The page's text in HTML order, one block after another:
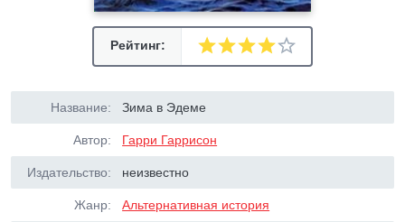
Рейтинг:
Название: Зима в Эдеме
Автор: Гарри Гаррисон
Издательство: неизвестно
Жанр: Альтернативная история